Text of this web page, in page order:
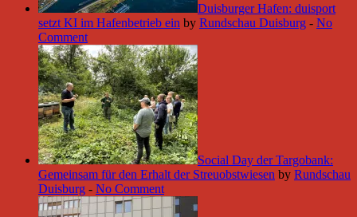
Duisburger Hafen: duisport
setzt KI im Hafenbetrieb ein by Rundschau Duisburg - No
Comment
Social Day der Targobank:
Gemeinsam für den Erhalt der Streuobstwiesen by Rundschau
Duisburg - No Comment